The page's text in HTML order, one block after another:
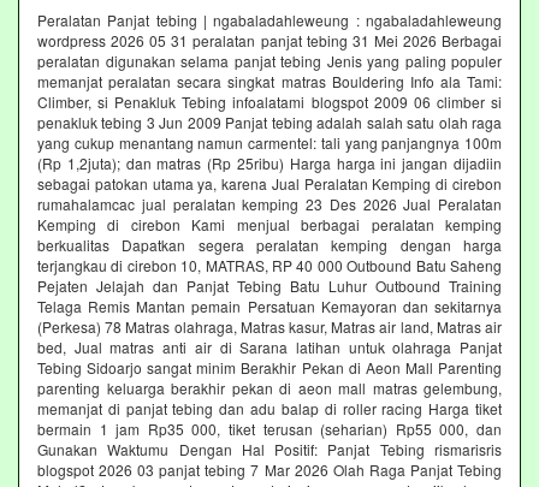
Peralatan Panjat tebing | ngabaladahleweung : ngabaladahleweung
wordpress 2026 05 31 peralatan panjat tebing 31 Mei 2026 Berbagai
peralatan digunakan selama panjat tebing Jenis yang paling populer
memanjat peralatan secara singkat matras Bouldering Info ala Tami:
Climber, si Penakluk Tebing infoalatami blogspot 2009 06 climber si
penakluk tebing 3 Jun 2009 Panjat tebing adalah salah satu olah raga
yang cukup menantang namun carmentel: tali yang panjangnya 100m
(Rp 1,2juta); dan matras (Rp 25ribu) Harga harga ini jangan dijadiin
sebagai patokan utama ya, karena Jual Peralatan Kemping di cirebon
rumahalamcac jual peralatan kemping 23 Des 2026 Jual Peralatan
Kemping di cirebon Kami menjual berbagai peralatan kemping
berkualitas Dapatkan segera peralatan kemping dengan harga
terjangkau di cirebon 10, MATRAS, RP 40 000 Outbound Batu Saheng
Pejaten Jelajah dan Panjat Tebing Batu Luhur Outbound Training
Telaga Remis Mantan pemain Persatuan Kemayoran dan sekitarnya
(Perkesa) 78 Matras olahraga, Matras kasur, Matras air land, Matras air
bed, Jual matras anti air di Sarana latihan untuk olahraga Panjat
Tebing Sidoarjo sangat minim Berakhir Pekan di Aeon Mall Parenting
parenting keluarga berakhir pekan di aeon mall matras gelembung,
memanjat di panjat tebing dan adu balap di roller racing Harga tiket
bermain 1 jam Rp35 000, tiket terusan (seharian) Rp55 000, dan
Gunakan Waktumu Dengan Hal Positif: Panjat Tebing rismarisris
blogspot 2026 03 panjat tebing 7 Mar 2026 Olah Raga Panjat Tebing